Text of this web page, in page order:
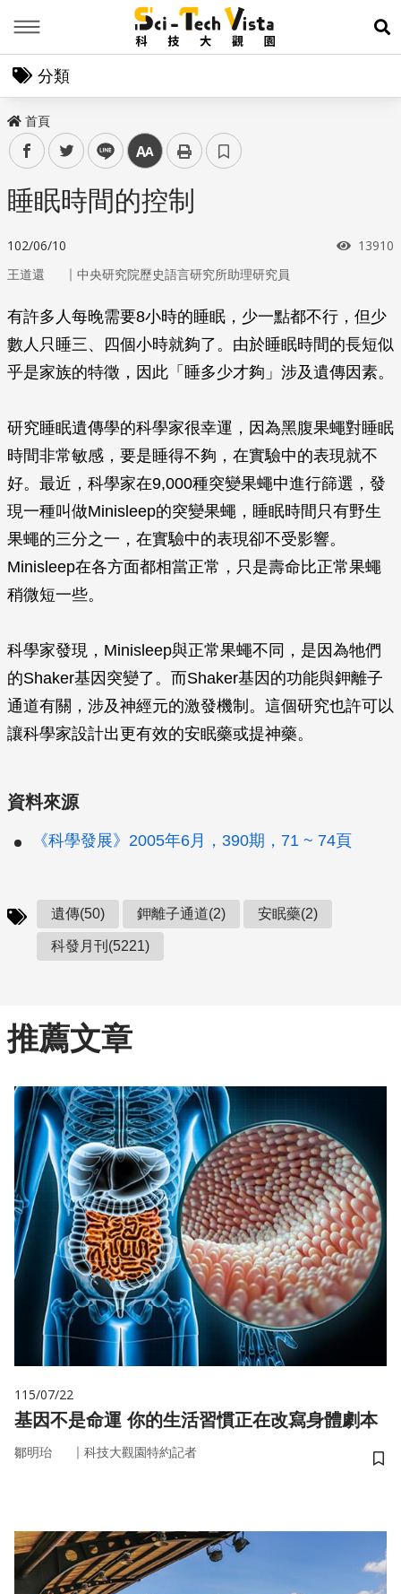
展
分類
首頁
facebooktwitter line 中
睡眠時間的控制
102/06/10 瀏覽次
13910
王道還 ｜ 中央研究院歷史語言研究所助理研究員
有許多人每晚需要8小時的睡眠，少一點都不行，但少
數人只睡三、四個小時就夠了。由於睡眠時間的長短似
乎是家族的特徵，因此「睡多少才夠」涉及遺傳因素。
研究睡眠遺傳學的科學家很幸運，因為黑腹果蠅對睡眠
時間非常敏感，要是睡得不夠，在實驗中的表現就不
好。最近，科學家在9,000種突變果蠅中進行篩選，發
現一種叫做Minisleep的突變果蠅，睡眠時間只有野生
果蠅的三分之一，在實驗中的表現卻不受影響。
Minisleep在各方面都相當正常，只是壽命比正常果蠅
稍微短一些。
科學家發現，Minisleep與正常果蠅不同，是因為牠們
的Shaker基因突變了。而Shaker基因的功能與鉀離子
通道有關，涉及神經元的激發機制。這個研究也許可以
讓科學家設計出更有效的安眠藥或提神藥。
資料來源
《科學發展》2005年6月，390期，71 ~ 74頁
遺傳(50) 鉀離子通道(2) 安眠藥(2)
科發月刊(5221)
推薦文章
115/07/22
基因不是命運 你的生活習慣正在改寫身體劇本
鄒明珆 ｜ 科技大觀園特約記者
儲